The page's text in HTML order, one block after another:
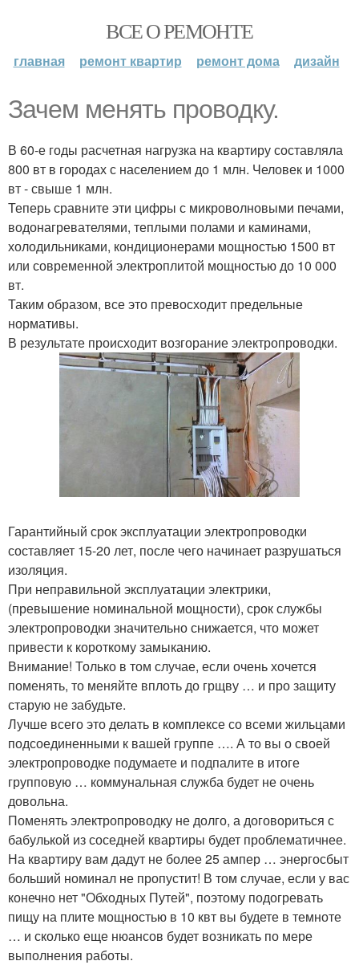
ВСЕ О РЕМОНТЕ
главная ремонт квартир ремонт дома дизайн
Зачем менять проводку.
В 60-е годы расчетная нагрузка на квартиру составляла
800 вт в городах с населением до 1 млн. Человек и 1000
вт - свыше 1 млн.
Теперь сравните эти цифры с микроволновыми печами,
водонагревателями, теплыми полами и каминами,
холодильниками, кондиционерами мощностью 1500 вт
или современной электроплитой мощностью до 10 000
вт.
Таким образом, все это превосходит предельные
нормативы.
В результате происходит возгорание электропроводки.
Гарантийный срок эксплуатации электропроводки
составляет 15-20 лет, после чего начинает разрушаться
изоляция.
При неправильной эксплуатации электрики,
(превышение номинальной мощности), срок службы
электропроводки значительно снижается, что может
привести к короткому замыканию.
Внимание! Только в том случае, если очень хочется
поменять, то меняйте вплоть до грщву … и про защиту
старую не забудьте.
Лучше всего это делать в комплексе со всеми жильцами
подсоединенными к вашей группе …. А то вы о своей
электропроводке подумаете и подпалите в итоге
групповую … коммунальная служба будет не очень
довольна.
Поменять электропроводку не долго, а договориться с
бабулькой из соседней квартиры будет проблематичнее.
На квартиру вам дадут не более 25 ампер … энергосбыт
больший номинал не пропустит! В том случае, если у вас
конечно нет "Обходных Путей", поэтому подогревать
пищу на плите мощностью в 10 квт вы будете в темноте
… и сколько еще нюансов будет возникать по мере
выполнения работы.